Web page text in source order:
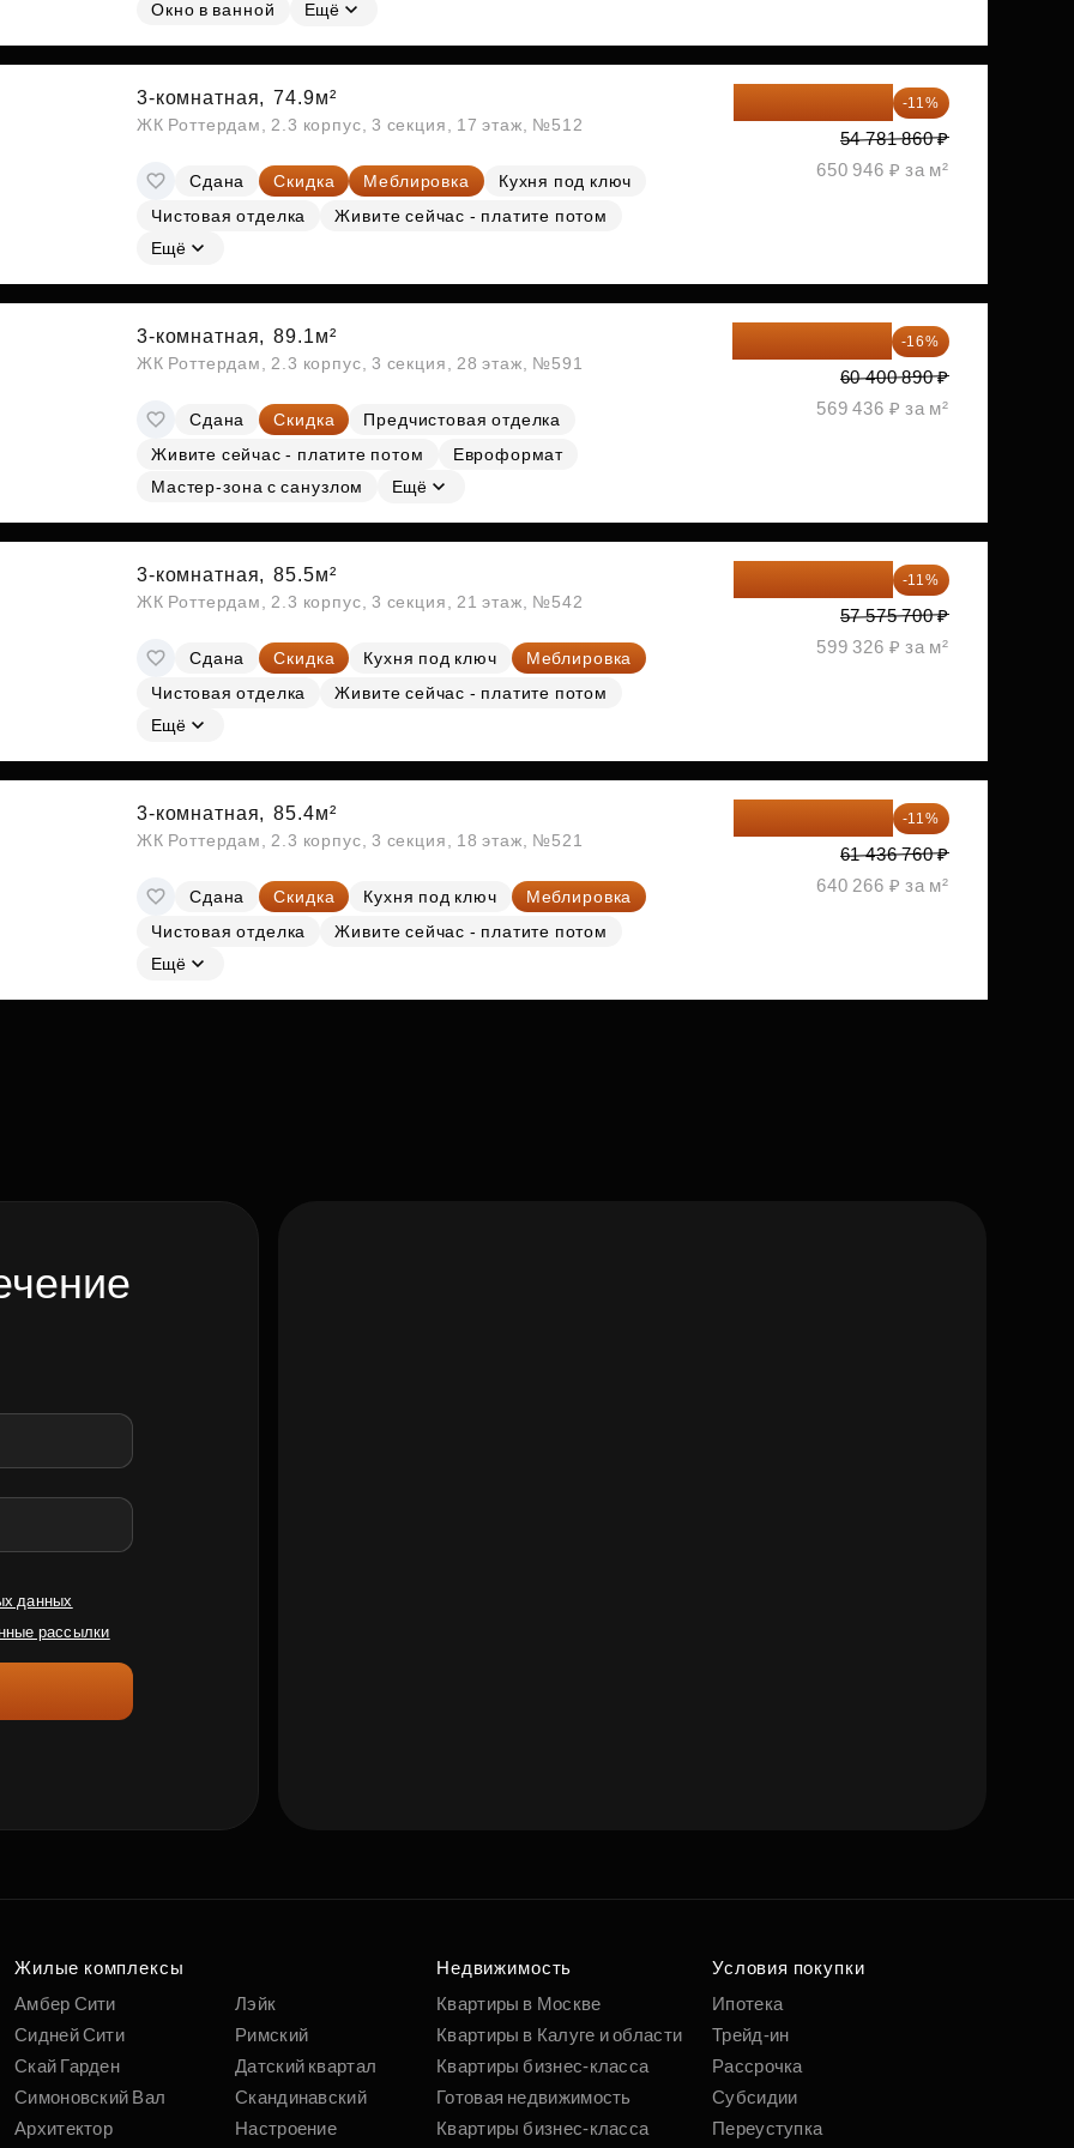
СубсидииОкно в ванной
Ещё
3-комнатная, 74.9м²
ЖК Роттердам, 2.3 корпус, 3 секция, 17 этаж, №512
Сдана Скидка Меблировка
Кухня под ключ
Чистовая отделка
Живите сейчас - платите потом
Ещё
-11%
54 781 860 ₽
650 946 ₽ за м²
3-комнатная, 89.1м²
ЖК Роттердам, 2.3 корпус, 3 секция, 28 этаж, №591
Сдана Скидка
Предчистовая отделка
Живите сейчас - платите потом
Евроформат
Мастер-зона с санузлом
Ещё
-16%
60 400 890 ₽
569 436 ₽ за м²
3-комнатная, 85.5м²
ЖК Роттердам, 2.3 корпус, 3 секция, 21 этаж, №542
Сдана Скидка Кухня под ключ
Меблировка
Чистовая отделка
Живите сейчас - платите потом
Ещё
-11%
57 575 700 ₽
599 326 ₽ за м²
3-комнатная, 85.4м²
ЖК Роттердам, 2.3 корпус, 3 секция, 18 этаж, №521
Сдана Скидка Кухня под ключ
Меблировка
Чистовая отделка
Живите сейчас - платите потом
Ещё
-11%
61 436 760 ₽
640 266 ₽ за м²
данных
рассылки
Жилые комплексы
Амбер Сити
Сидней Сити
Скай Гарден
Симоновский Вал
Архитектор
Лэйк
Римский
Датский квартал
Скандинавский
Настроение
Недвижимость
Квартиры в Москве
Квартиры в Калуге и области
Квартиры бизнес-класса
Готовая недвижимость
Квартиры бизнес-класса
Условия покупки
Ипотека
Трейд-ин
Рассрочка
Субсидии
Переуступка